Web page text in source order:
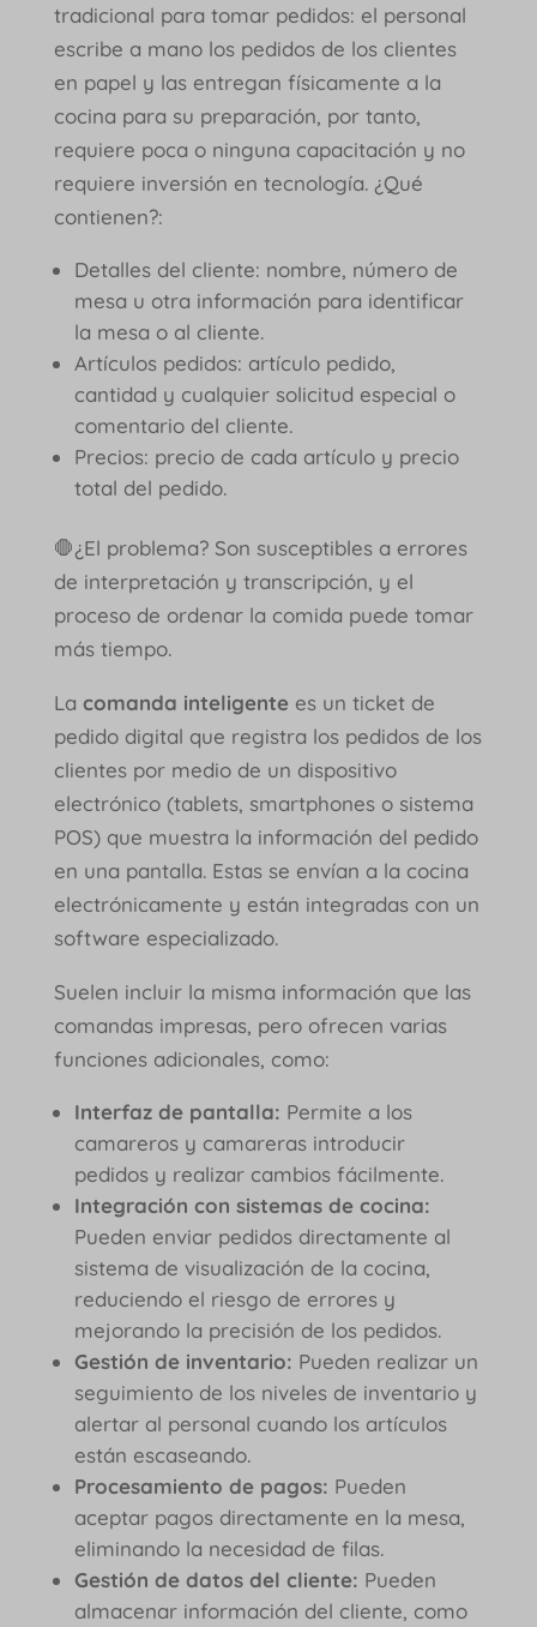
tradicional para tomar pedidos: el personal
escribe a mano los pedidos de los clientes
en papel y las entregan físicamente a la
cocina para su preparación, por tanto,
requiere poca o ninguna capacitación y no
requiere inversión en tecnología. ¿Qué
contienen?:
Detalles del cliente: nombre, número de
mesa u otra información para identificar
la mesa o al cliente.
Artículos pedidos: artículo pedido,
cantidad y cualquier solicitud especial o
comentario del cliente.
Precios: precio de cada artículo y precio
total del pedido.
🛑¿El problema? Son susceptibles a errores
de interpretación y transcripción, y el
proceso de ordenar la comida puede tomar
más tiempo.
La comanda inteligentees un ticket de
pedido digital que registra los pedidos de los
clientes por medio de un dispositivo
electrónico (tablets, smartphones o sistema
POS) que muestra la información del pedido
en una pantalla. Estas se envían a la cocina
electrónicamente y están integradas con un
software especializado.
Suelen incluir la misma información que las
comandas impresas, pero ofrecen varias
funciones adicionales, como:
Interfaz de pantalla: Permite a los
camareros y camareras introducir
pedidos y realizar cambios fácilmente.
Integración con sistemas de cocina:
Pueden enviar pedidos directamente al
sistema de visualización de la cocina,
reduciendo el riesgo de errores y
mejorando la precisión de los pedidos.
Gestión de inventario: Pueden realizar un
seguimiento de los niveles de inventario y
alertar al personal cuando los artículos
están escaseando.
Procesamiento de pagos: Pueden
aceptar pagos directamente en la mesa,
eliminando la necesidad de filas.
Gestión de datos del cliente: Pueden
almacenar información del cliente, como